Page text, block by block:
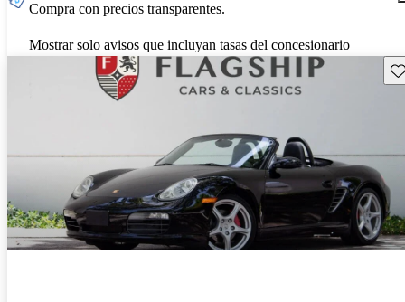
Compra con precios transparentes.
Mostrar solo avisos que incluyan tasas del concesionario